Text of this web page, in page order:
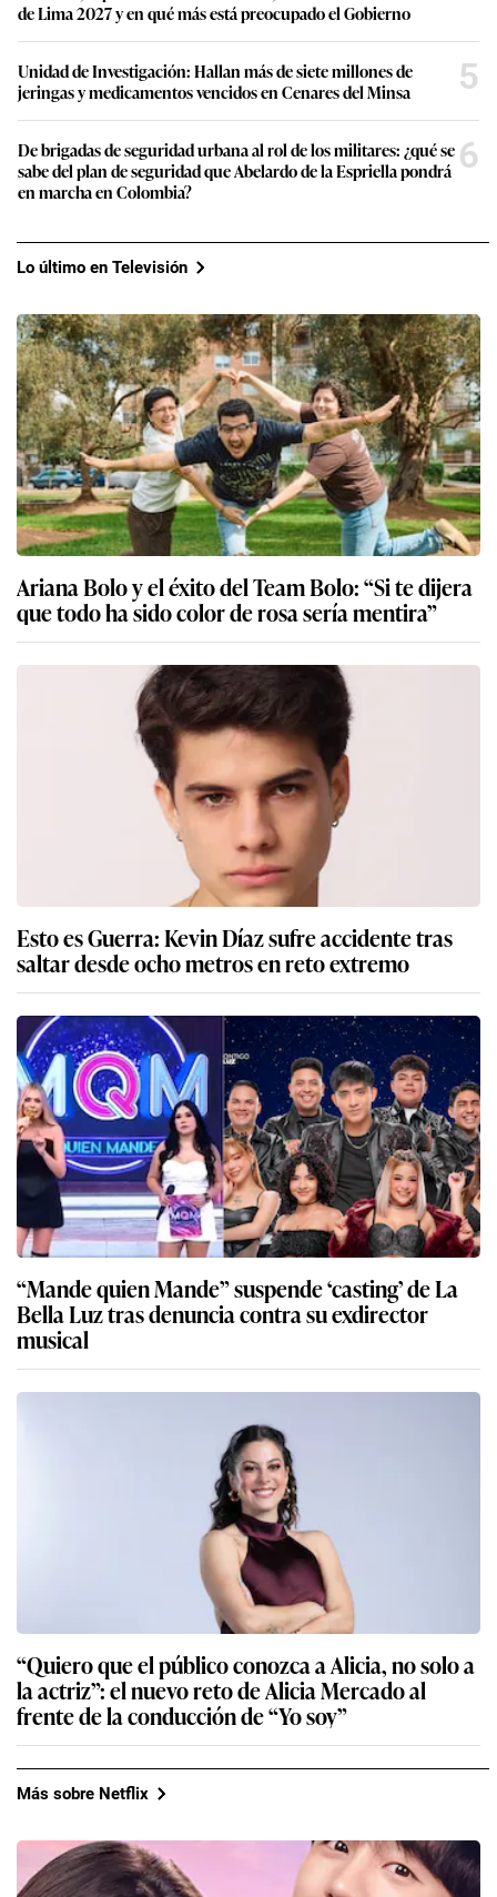
de Lima 2027 y en qué más está preocupado el Gobierno
Unidad de Investigación: Hallan más de siete millones de
jeringas y medicamentos vencidos en Cenares del Minsa
5
De brigadas de seguridad urbana al rol de los militares: ¿qué se
sabe del plan de seguridad que Abelardo de la Espriella pondrá
en marcha en Colombia?
6
Lo último en Televisión
Ariana Bolo y el éxito del Team Bolo: “Si te dijera
que todo ha sido color de rosa sería mentira”
Esto es Guerra: Kevin Díaz sufre accidente tras
saltar desde ocho metros en reto extremo
“Mande quien Mande” suspende ‘casting’ de La
Bella Luz tras denuncia contra su exdirector
musical
“Quiero que el público conozca a Alicia, no solo a
la actriz”: el nuevo reto de Alicia Mercado al
frente de la conducción de “Yo soy”
Más sobre Netflix